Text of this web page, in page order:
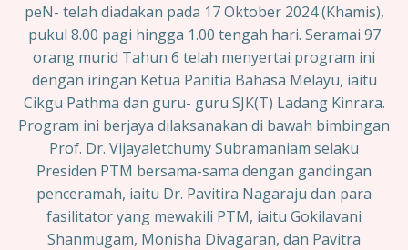
peN- telah diadakan pada 17 Oktober 2024 (Khamis),
pukul 8.00 pagi hingga 1.00 tengah hari. Seramai 97
orang murid Tahun 6 telah menyertai program ini
dengan iringan Ketua Panitia Bahasa Melayu, iaitu
Cikgu Pathma dan guru- guru SJK(T) Ladang Kinrara.
Program ini berjaya dilaksanakan di bawah bimbingan
Prof. Dr. Vijayaletchumy Subramaniam selaku
Presiden PTM bersama-sama dengan gandingan
penceramah, iaitu Dr. Pavitira Nagaraju dan para
fasilitator yang mewakili PTM, iaitu Gokilavani
Shanmugam, Monisha Divagaran, dan Pavitra